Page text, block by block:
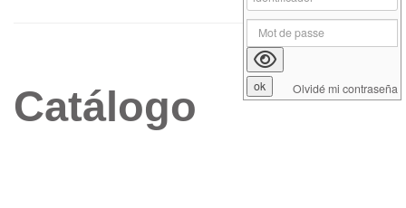
Catálogo Olvidé mi contraseña